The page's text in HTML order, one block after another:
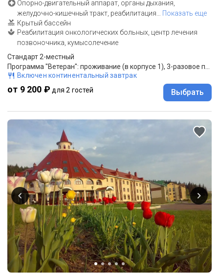
Опорно-двигательный аппарат, органы дыхания,
желудочно-кишечный тракт, реабилитация
Показать еще
Крытый бассейн
Реабилитация онкологических больных, центр лечения
позвоночника, кумысолечение
Стандарт 2-местный
Включен континентальный завтрак
от 9 200 ₽ для 2 гостей Выбрать